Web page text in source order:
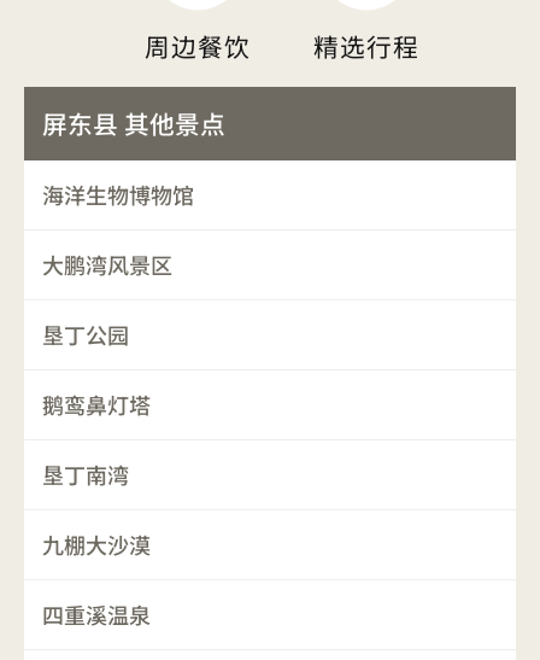
周边餐饮 精选行程
屏东县 其他景点
海洋生物博物馆
大鹏湾风景区
垦丁公园
鹅鸾鼻灯塔
垦丁南湾
九棚大沙漠
四重溪温泉